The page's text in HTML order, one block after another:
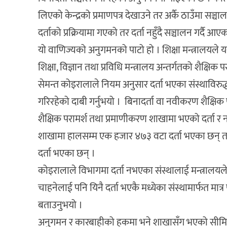
लिएको केन्द्रको प्रमाणपत्र देखाउने तर अर्कै ठाउँमा
दर्ताको प्रक्रियामा गएको तर दर्ता नहुँदै सञ्चालन गर्दै
यो वाणिज्यको अनुगमनको पाटो हो । शिक्षा
शिक्षा, विज्ञान तथा प्रविधि मन्त्रालय अन्तर्गतको
सेमन्त कोइरालाले नियम अनुसार दर्ता भएका
गरिरहेको दाबी गर्नुभयो । बिनादर्ता वा नवीकरण
शैक्षिक परामर्श तथा प्रमाणीकरण शाखामा भएको दर्ता
शाखामा हालसम्म एक हजार ४७३ वटा दर्ता भएका छन्
दर्ता भएका छन् ।
कोइरालाले विभागमा दर्ता नभएका संस्थालाई
चाहनेलाई पनि यिनै दर्ता भएकै मध्येका संस्थामार्फत
बताउनुभयो ।
अनुगमन र कारबाहीको हकमा भने शाखासँग भएको